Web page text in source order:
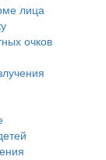
лица
очков